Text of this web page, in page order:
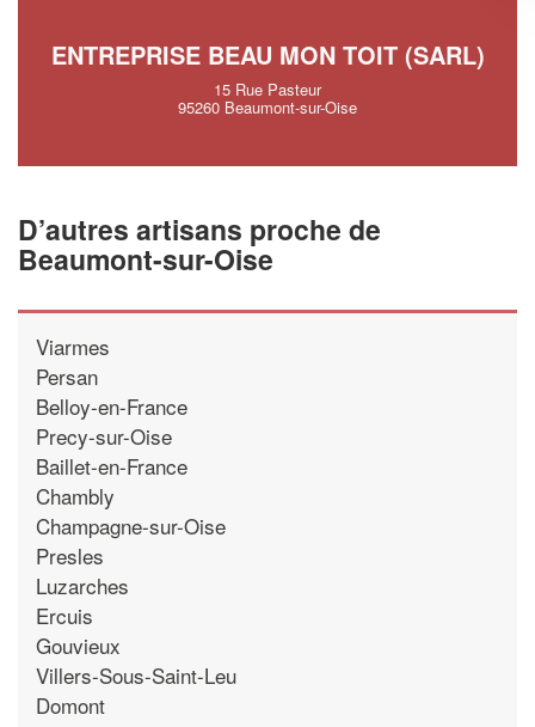
ENTREPRISE BEAU MON TOIT (SARL)
15 Rue Pasteur
95260 Beaumont-sur-Oise
D’autres artisans proche de
Beaumont-sur-Oise
Viarmes
Persan
Belloy-en-France
Precy-sur-Oise
Baillet-en-France
Chambly
Champagne-sur-Oise
Presles
Luzarches
Ercuis
Gouvieux
Villers-Sous-Saint-Leu
Domont